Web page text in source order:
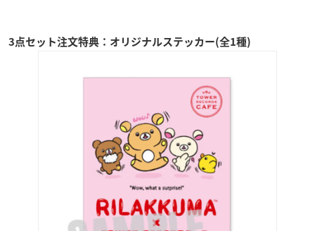
3点セット注文特典：オリジナルステッカー(全1種)